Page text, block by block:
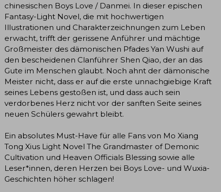
chinesischen Boys Love / Danmei. In dieser epischen
Fantasy-Light Novel, die mit hochwertigen
Illustrationen und Charakterzeichnungen zum Leben
erwacht, trifft der gerissene Anführer und mächtige
Großmeister des dämonischen Pfades Yan Wushi auf
den bescheidenen Clanführer Shen Qiao, der an das
Gute im Menschen glaubt. Noch ahnt der dämonische
Meister nicht, dass er auf die erste unnachgiebige Kraft
seines Lebens gestoßen ist, und dass auch sein
verdorbenes Herz nicht vor der sanften Seite seines
neuen Schülers gewahrt bleibt.
Ein absolutes Must-Have für alle Fans von Mo Xiang
Tong Xius Light Novel The Grandmaster of Demonic
Cultivation und Heaven Officials Blessing sowie alle
Leser*innen, deren Herzen bei Boys Love- und Wuxia-
Geschichten höher schlagen!